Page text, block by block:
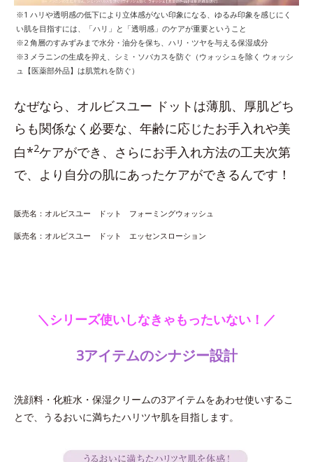
※1 ハリや透明感の低下により立体感がない印象になる、ゆるみ印象を感じにく
い肌を目指すには、「ハリ」と「透明感」のケアが重要ということ
※2 角層のすみずみまで水分・油分を保ち、ハリ・ツヤを与える保湿成分
※3 メラニンの生成を抑え、シミ・ソバカスを防ぐ（ウォッシュを除く ウォッシ
ュ【医薬部外品】は肌荒れを防ぐ）
なぜなら、オルビスユー ドットは薄肌、厚肌どち
らも関係なく必要な、年齢に応じたお手入れや美
白*2ケアができ、さらにお手入れ方法の工夫次第
で、より自分の肌にあったケアができるんです！
販売名：オルビスユー ドット フォーミングウォッシュ
販売名：オルビスユー ドット エッセンスローション
＼シリーズ使いしなきゃもったいない！／
3アイテムのシナジー設計
洗顔料・化粧水・保湿クリームの3アイテムをあわせ使いするこ
とで、うるおいに満ちたハリツヤ肌を目指します。